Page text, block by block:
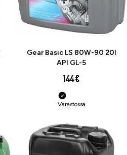
Gear Basic LS 80W-90 20l
API GL-5
144 €
Varastossa